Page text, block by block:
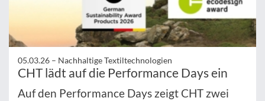
05.03.26 – Nachhaltige Textiltechnologien
CHT lädt auf die Performance Days ein
Auf den Performance Days zeigt CHT zwei